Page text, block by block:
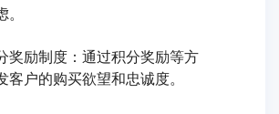
奖励制度：通过积分奖励等方
客户的购买欲望和忠诚度。